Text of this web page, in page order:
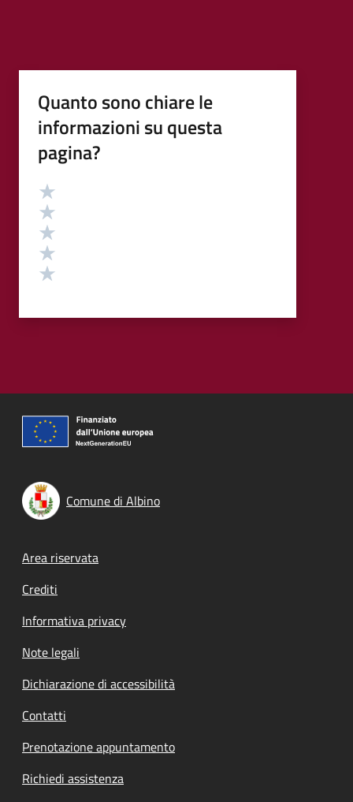
Quanto sono chiare le
informazioni su questa
pagina?
Valutazione
Comune di Albino
Footer menu
Area riservata
Crediti
Informativa privacy
Note legali
Dichiarazione di accessibilità
Contatti
Prenotazione appuntamento
Richiedi assistenza